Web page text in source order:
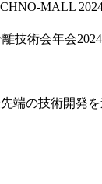
MALL
技術会年会
端の技術開発